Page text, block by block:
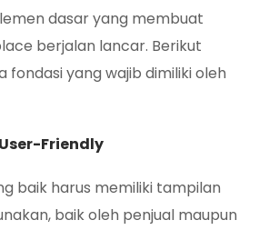
dasar yang membuat
berjalan lancar. Berikut
fondasi yang wajib dimiliki oleh
Friendly
baik harus memiliki tampilan
baik oleh penjual maupun